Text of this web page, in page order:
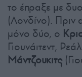
το έπραξε με
(Λονδίνο). Πριν
μόνο δύο, ο
Γιουνάιτεντ,
Μάντζουκιτς